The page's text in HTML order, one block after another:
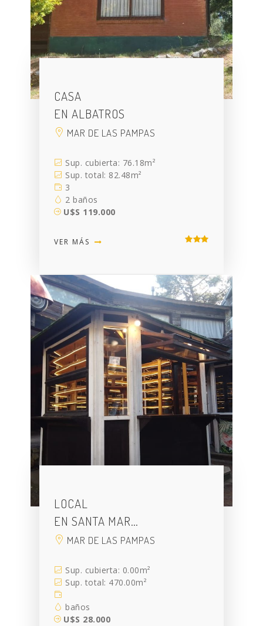
CASA
EN ALBATROS
MAR DE LAS PAMPAS
Sup. cubierta: 76.18m²
Sup. total: 82.48m²
3
2 baños
U$S 119.000
VER MÁS
LOCAL
EN SANTA MAR…
MAR DE LAS PAMPAS
Sup. cubierta: 0.00m²
Sup. total: 470.00m²
baños
U$S 28.000